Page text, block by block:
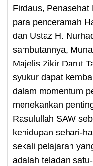
Firdaus, Penasehat
para penceramah
dan Ustaz H.
sambutannya,
Majelis Zikir Darut
syukur dapat
dalam momentum
menekankan
Rasulullah SAW
kehidupan sehari-
sekali pelajaran
adalah teladan